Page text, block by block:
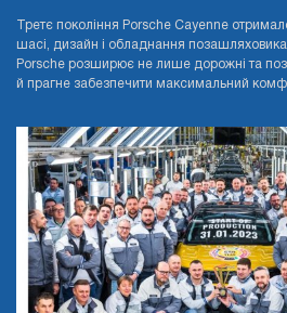
Третє покоління Porsche Cayenne
шасі, дизайн і обладнання позашляховика
Porsche розширює не лише дорожні та
й прагне забезпечити максимальний